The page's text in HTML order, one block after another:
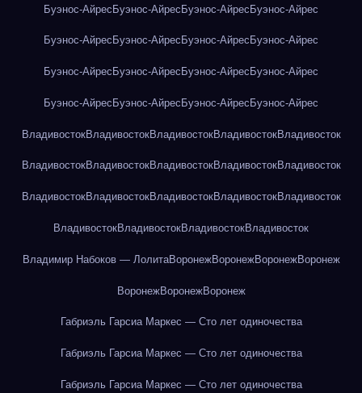
Буэнос-АйресБуэнос-АйресБуэнос-АйресБуэнос-Айрес
Буэнос-Айрес Буэнос-Айрес Буэнос-Айрес Буэнос-Айрес
Буэнос-Айрес Буэнос-Айрес Буэнос-Айрес Буэнос-Айрес
Буэнос-Айрес Буэнос-Айрес Буэнос-Айрес Буэнос-Айрес
ВладивостокВладивостокВладивостокВладивостокВладивосток
ВладивостокВладивостокВладивостокВладивостокВладивосток
ВладивостокВладивостокВладивостокВладивостокВладивосток
ВладивостокВладивостокВладивостокВладивосток
Владимир Набоков — ЛолитаВоронежВоронежВоронежВоронеж
ВоронежВоронежВоронеж
Габриэль Гарсиа Маркес — Сто лет одиночества
Габриэль Гарсиа Маркес — Сто лет одиночества
Габриэль Гарсиа Маркес — Сто лет одиночества